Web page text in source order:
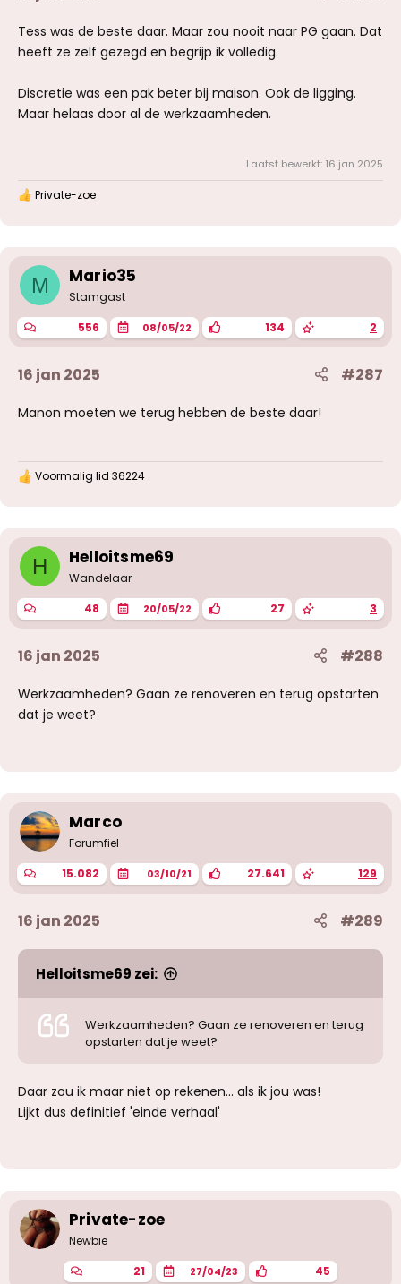
Tess was de beste daar. Maar zou nooit naar PG gaan. Dat
heeft ze zelf gezegd en begrijp ik volledig.
Discretie was een pak beter bij maison. Ook de ligging.
Maar helaas door al de werkzaamheden.
Laatst bewerkt: 16 jan 2025
W
e
r
n
g
e
:
Private-zoe
M Mario35
Stamgast
556 08/05/22 134 2
16 jan 2025 #287
Manon moeten we terug hebben de beste daar!
W
e
r
n
g
e
:
Voormalig lid 36224
H Helloitsme69
Wandelaar
48 20/05/22 27 3
16 jan 2025 #288
Werkzaamheden? Gaan ze renoveren en terug opstarten
dat je weet?
Marco
Forumfiel
15.082 03/10/21 27.641 129
16 jan 2025 #289
Helloitsme69 zei:
Werkzaamheden? Gaan ze renoveren en terug
opstarten dat je weet?
Daar zou ik maar niet op rekenen... als ik jou was!
Lijkt dus definitief 'einde verhaal'
Private-zoe
Newbie
21 27/04/23 45